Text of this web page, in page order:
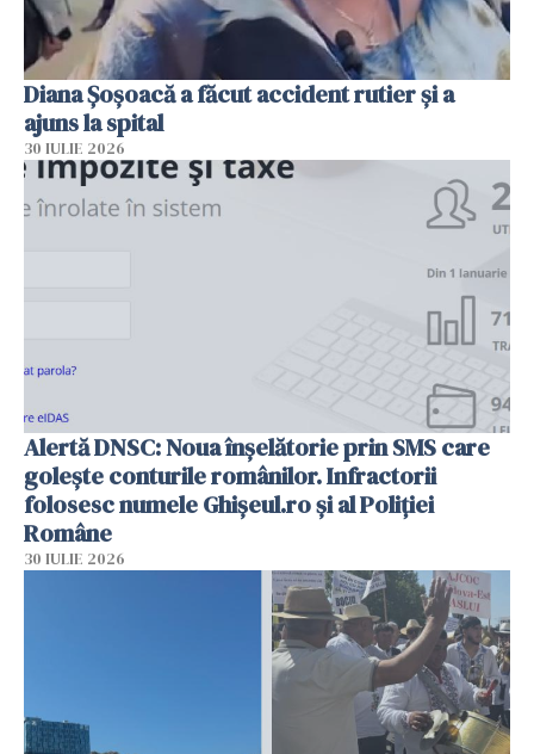
Diana Șoșoacă a făcut accident rutier și a
ajuns la spital
30 IULIE 2026
Alertă DNSC: Noua înșelătorie prin SMS care
golește conturile românilor. Infractorii
folosesc numele Ghișeul.ro și al Poliției
Române
30 IULIE 2026